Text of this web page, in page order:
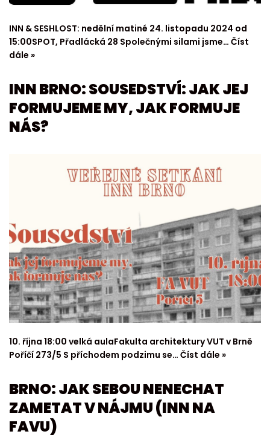
INN & SESHLOST: nedělní matiné 24. listopadu 2024 od
15:00SPOT, Přadlácká 28 Společnými silami jsme… Číst
dále »
INN BRNO: SOUSEDSTVÍ: JAK JEJ
FORMUJEME MY, JAK FORMUJE
NÁS?
10. října 18:00 velká aulaFakulta architektury VUT v Brně
Poříčí 273/5 S příchodem podzimu se… Číst dále »
BRNO: JAK SEBOU NENECHAT
ZAMETAT V NÁJMU (INN NA
FAVU)